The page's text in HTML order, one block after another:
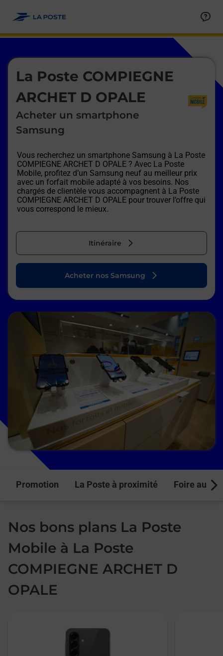
La Poste COMPIEGNE
ARCHET D OPALE
Acheter un smartphone
Samsung
Vous recherchez un smartphone Samsung à La Poste
COMPIEGNE ARCHET D OPALE ? Avec La Poste
Mobile, profitez d’un Samsung neuf au meilleur prix
avec un forfait mobile adapté à vos besoins. Nos
chargés de clientèle vous accompagnent à La Poste
COMPIEGNE ARCHET D OPALE pour trouver l’offre qui
vous correspond le mieux.
Itinéraire
Le lien s'ouvre dans un nouvel onglet
Acheter nos Samsung
Promotion La Poste à proximité Foire aux
Nos bons plans La Poste
Mobile à La Poste
COMPIEGNE ARCHET D
OPALE